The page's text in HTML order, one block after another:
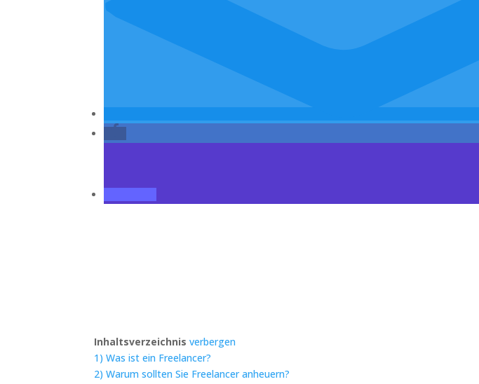
Inhaltsverzeichnis verbergen
1) Was ist ein Freelancer?
2) Warum sollten Sie Freelancer anheuern?